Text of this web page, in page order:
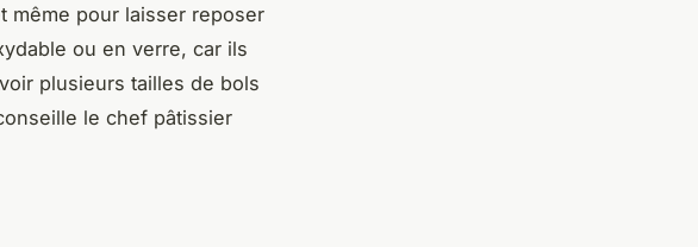
même pour laisser reposer
ou en verre, car ils
plusieurs tailles de bols
le chef pâtissier